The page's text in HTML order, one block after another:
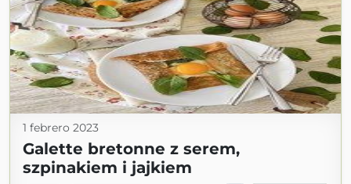
1 febrero 2023
Galette bretonne z serem,
szpinakiem i jajkiem